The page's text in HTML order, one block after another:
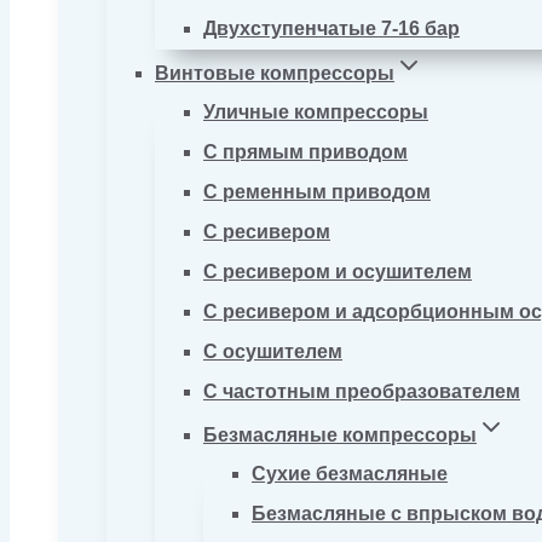
Двухступенчатые 7-16 бар
Винтовые компрессоры
Уличные компрессоры
С прямым приводом
С ременным приводом
С ресивером
С ресивером и осушителем
С ресивером и адсорбционным
С осушителем
С частотным преобразователем
Безмасляные компрессоры
Сухие безмасляные
Безмасляные с впрыском